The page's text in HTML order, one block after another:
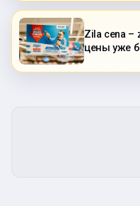
Zila cena –
цены уже